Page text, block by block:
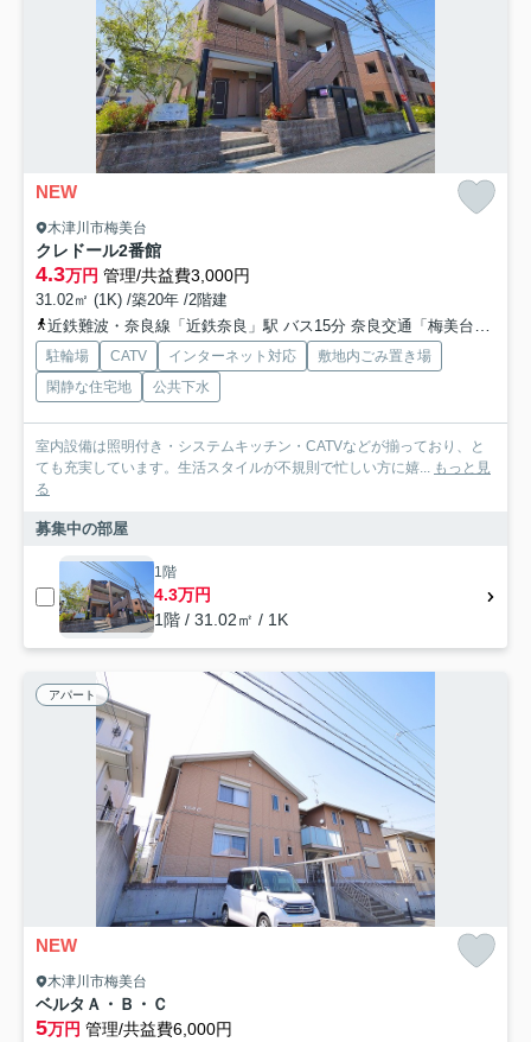
NEW
木津川市梅美台
クレドール2番館
4.3万円 管理/共益費3,000円
31.02㎡ (1K) /築20年 /2階建
近鉄難波・奈良線「近鉄奈良」駅 バス15分 奈良交通「梅美台5丁目」 停歩3分
駐輪場 CATV インターネット対応
敷地内ごみ置き場
閑静な住宅地
公共下水
室内設備は照明付き・システムキッチン・CATVなどが揃っており、と
ても充実しています。生活スタイルが不規則で忙しい方に嬉... もっと見
る
募集中の部屋
1階
4.3万円
1階 / 31.02㎡ / 1K
アパート
NEW
木津川市梅美台
ベルタＡ・Ｂ・Ｃ
5万円 管理/共益費6,000円